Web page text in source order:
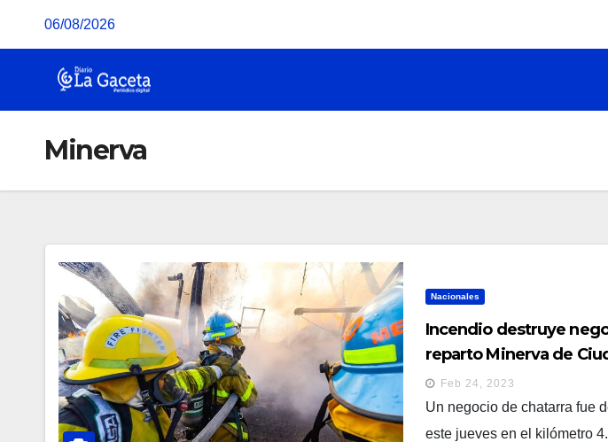
06/08/2026
Minerva
Nacionales
Incendio destruye
reparto Minerva de
Feb 24, 2023
Un negocio de chatarra fue
este jueves en el kilómetro